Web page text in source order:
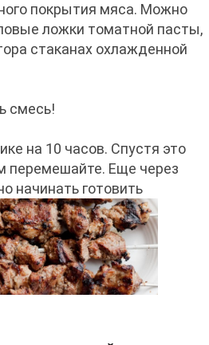
покрытия мяса. Можно
ложки томатной пасты,
стаканах охлажденной
смесь!
на 10 часов. Спустя это
перемешайте. Еще через
начинать готовить